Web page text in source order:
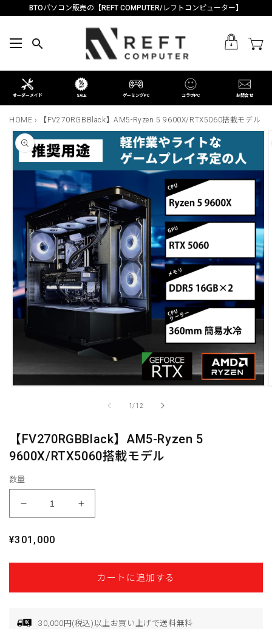
コンテン
BTOパソコン販売の【REFT COMPUTER/レフトコンピューター】
ー
オーダーメイド SALE ゲーミングPC コラボPC お問合せ
HOME › 【FV270RGBBlack】AM5-Ryzen 5 9600X/RTX5060搭載モデル
商品情報
にスキッ
プ
で
メ
デ
ア
(1)
1/の
12
【FV270RGBBlack】AM5-Ryzen 5
9600X/RTX5060搭載モデル
数量
【FV270RGBBlack】
Ryzen
9600X/RTX5060
載
デ
【FV270RGBBlack】
9600X/RTX5060
載
デ
通
¥301,000
カートに追加する
30,000円(税込)以上お買い上げで送料無料